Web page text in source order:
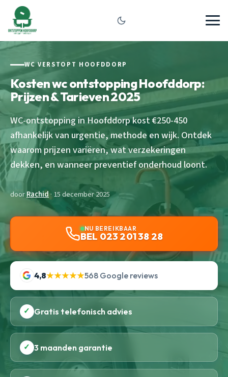
WC VERSTOPT HOOFDDORP
Kosten wc ontstopping Hoofddorp:
Prijzen & Tarieven 2025
WC-ontstopping in Hoofddorp kost €250-450
afhankelijk van urgentie, methode en wijk. Ontdek
waarom prijzen variëren, wat verzekeringen
dekken, en wanneer preventief onderhoud loont.
doorRachid· 15 december 2025
NU BEREIKBAAR
BEL 023 201 38 28
4,8★★★★★568 Google reviews
✓ Gratis telefonisch advies
✓ 3 maanden garantie